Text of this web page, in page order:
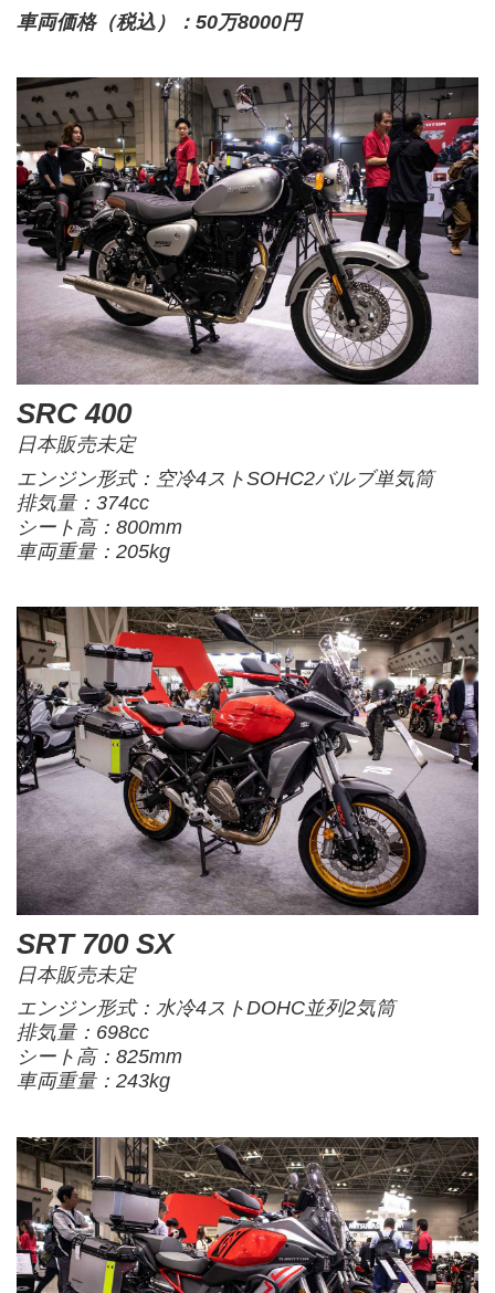
車両価格（税込）：50万8000円
SRC 400
日本販売未定
エンジン形式：空冷4ストSOHC2バルブ単気筒
排気量：374cc
シート高：800mm
車両重量：205kg
SRT 700 SX
日本販売未定
エンジン形式：水冷4ストDOHC並列2気筒
排気量：698cc
シート高：825mm
車両重量：243kg